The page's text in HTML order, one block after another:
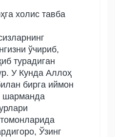
холис тавба
ўчириб,
турадиган
У Кунда Аллоҳ
бирга иймон
шарманда
Ўзинг